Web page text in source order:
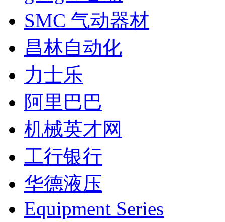
SMC 气动器材
昌林自动化
力士乐
阿里巴巴
机械英才网
工行银行
华德液压
Equipment Series